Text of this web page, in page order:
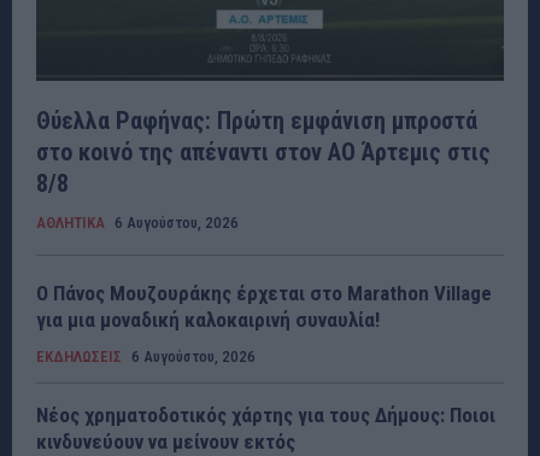
Θύελλα Ραφήνας: Πρώτη εμφάνιση μπροστά
στο κοινό της απέναντι στον ΑΟ Άρτεμις στις
8/8
ΑΘΛΗΤΙΚΑ 6 Αυγούστου, 2026
Ο Πάνος Μουζουράκης έρχεται στο Marathon Village
για μια μοναδική καλοκαιρινή συναυλία!
ΕΚΔΗΛΩΣΕΙΣ 6 Αυγούστου, 2026
Νέος χρηματοδοτικός χάρτης για τους Δήμους: Ποιοι
κινδυνεύουν να μείνουν εκτός